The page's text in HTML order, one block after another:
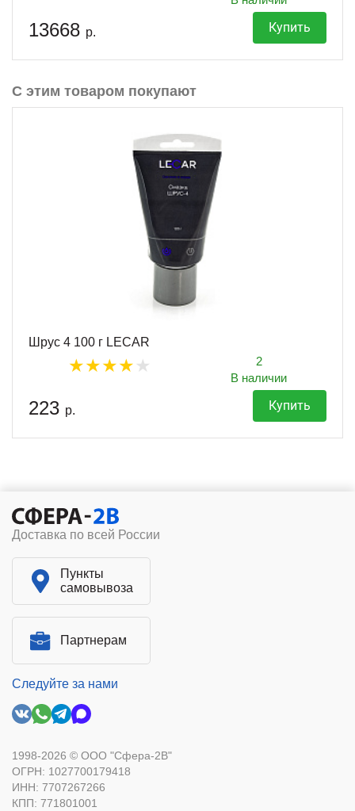
13668 р. Купить
С этим товаром покупают
Шрус 4 100 г LECAR
2
В наличии
223 р. Купить
Доставка по всей России
Пункты
самовывоза
Партнерам
Следуйте за нами
1998-2026 © ООО "Сфера-2В"
ОГРН: 1027700179418
ИНН: 7707267266
КПП: 771801001